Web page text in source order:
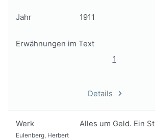
Jahr 1911
Erwähnungen im Text
1
Details
Werk Alles um Geld. Ein
Eulenberg, Herbert